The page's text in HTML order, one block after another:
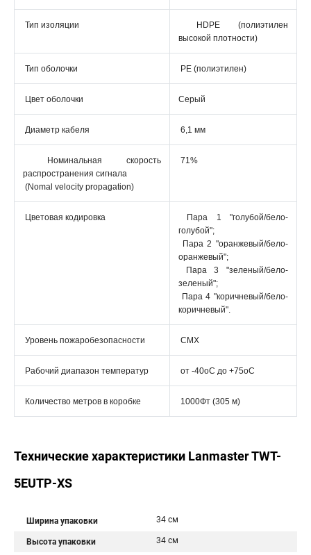
Тип изоляции
HDPE (полиэтилен
высокой плотности)
Тип оболочки PE (полиэтилен)
Цвет оболочки Серый
Диаметр кабеля 6,1 мм
Номинальная скорость
распространения сигнала
(Nomal velocity propagation)
71%
Цветовая кодировка
Пара 1 "голубой/бело-
голубой";
Пара 2 "оранжевый/бело-
оранжевый";
Пара 3 "зеленый/бело-
зеленый";
Пара 4 "коричневый/бело-
коричневый".
Уровень пожаробезопасности CMX
Рабочий диапазон температур от -40oС до +75oС
Количество метров в коробке 1000Фт (305 м)
Технические характеристики Lanmaster TWT-
5EUTP-XS
Ширина упаковки 34 см
Высота упаковки 34 см